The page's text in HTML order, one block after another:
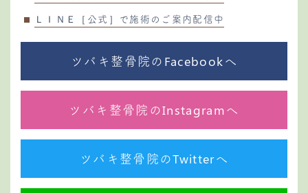
ＬＩＮＥ［公式］で施術のご案内配信中
ツバキ整骨院のFacebookへ
ツバキ整骨院のInstagramへ
ツバキ整骨院のTwitterへ